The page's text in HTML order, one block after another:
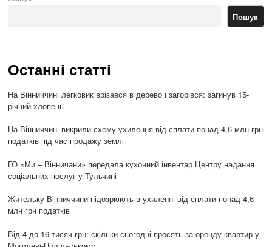
Пошук
Останні статті
На Вінниччині легковик врізався в дерево і загорівся: загинув 15-
річний хлопець
На Вінниччині викрили схему ухилення від сплати понад 4,6 млн грн
податків під час продажу землі
ГО «Ми – Вінничани» передала кухонний інвентар Центру надання
соціальних послуг у Тульчині
Жительку Вінниччини підозрюють в ухиленні від сплати понад 4,6
млн грн податків
Від 4 до 16 тисяч грн: скільки сьогодні просять за оренду квартир у